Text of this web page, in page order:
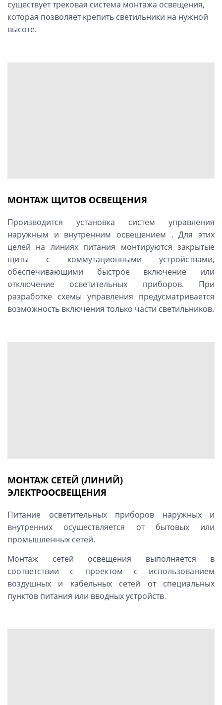
существует трековая система монтажа освещения,
которая позволяет крепить светильники на нужной
высоте.
МОНТАЖ ЩИТОВ ОСВЕЩЕНИЯ
Производится установка систем управления
наружным и внутренним освещением . Для этих
целей на линиях питания монтируются закрытые
щиты с коммутационными устройствами,
обеспечивающими быстрое включение или
отключение осветительных приборов. При
разработке схемы управления предусматривается
возможность включения только части светильников.
МОНТАЖ СЕТЕЙ (ЛИНИЙ)
ЭЛЕКТРООСВЕЩЕНИЯ
Питание осветительных приборов наружных и
внутренних осуществляется от бытовых или
промышленных сетей.
Монтаж сетей освещения выполняется в
соответствии с проектом с использованием
воздушных и кабельных сетей от специальных
пунктов питания или вводных устройств.